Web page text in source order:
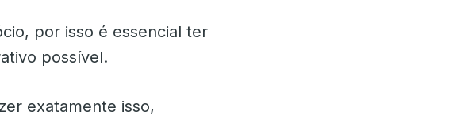
por isso é essencial ter
possível.
exatamente isso,